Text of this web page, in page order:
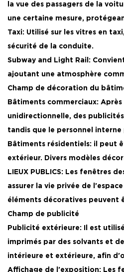
la vue des passagers de la
une certaine mesure,
Taxi: Utilisé sur les vitres en
sécurité de la conduite.
Subway and Light Rail:
ajoutant une atmosphère
Champ de décoration du
Bâtiments commerciaux:
unidirectionnelle, des
tandis que le personnel
Bâtiments résidentiels: il peut
extérieur. Divers modèles
LIEUX PUBLICS: Les fenêtres
assurer la vie privée de
éléments décoratives peuvent
Champ de publicité
Publicité extérieure: Il est
imprimés par des solvants et
intérieure et extérieure, afin
Affichage de l'exposition: Les